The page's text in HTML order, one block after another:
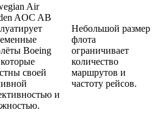
Air
AOC AB
Boeing
своей
и
Небольшой размер
флота
ограничивает
количество
маршрутов и
частоту рейсов.